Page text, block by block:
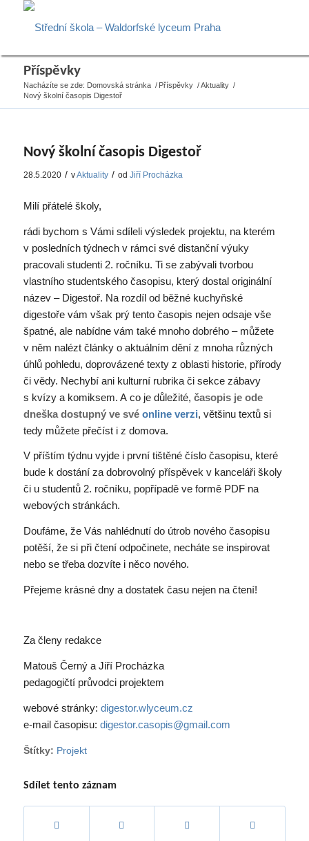
Příspěvky
Nacházíte se zde: Domovská stránka / Příspěvky / Aktuality /
Nový školní časopis Digestoř
Nový školní časopis Digestoř
28.5.2020 / vAktuality / od Jiří Procházka
Milí přátelé školy,
rádi bychom s Vámi sdíleli výsledek projektu, na kterém
v posledních týdnech v rámci své distanční výuky
pracovali studenti 2. ročníku. Ti se zabývali tvorbou
vlastního studentského časopisu, který dostal originální
název – Digestoř. Na rozdíl od běžné kuchyňské
digestoře vám však prý tento časopis nejen odsaje vše
špatné, ale nabídne vám také mnoho dobrého – můžete
v něm nalézt články o aktuálním dění z mnoha různých
úhlů pohledu, doprovázené texty z oblasti historie, přírody
či vědy. Nechybí ani kulturní rubrika či sekce zábavy
s kvízy a komiksem. A co je důležité, časopis je ode
dneška dostupný ve své online verzi, většinu textů si
tedy můžete přečíst i z domova.
V příštím týdnu vyjde i první tištěné číslo časopisu, které
bude k dostání za dobrovolný příspěvek v kanceláři školy
či u studentů 2. ročníku, popřípadě ve formě PDF na
webových stránkách.
Doufáme, že Vás nahlédnutí do útrob nového časopisu
potěší, že si při čtení odpočinete, necháte se inspirovat
nebo se třeba dozvíte i něco nového.
Přejeme krásné dny a dostatek času nejen na čtení!
Za členy redakce
Matouš Černý a Jiří Procházka
pedagogičtí průvodci projektem
webové stránky: digestor.wlyceum.cz
e-mail časopisu: digestor.casopis@gmail.com
Štítky: Projekt
Sdílet tento záznam